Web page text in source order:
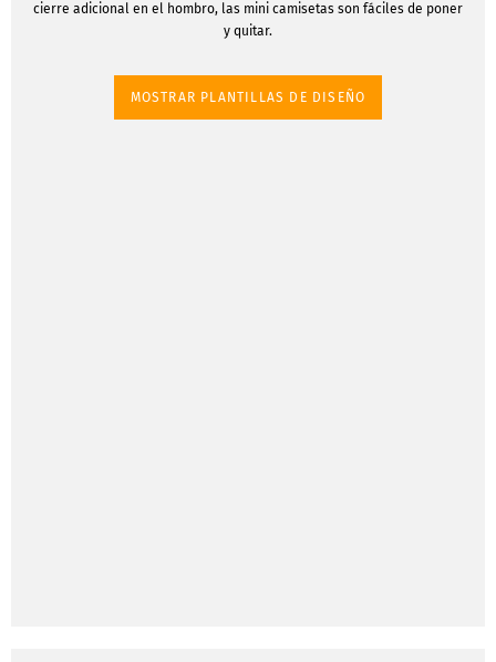
cierre adicional en el hombro, las mini camisetas son fáciles de poner
y quitar.
MOSTRAR PLANTILLAS DE DISEÑO